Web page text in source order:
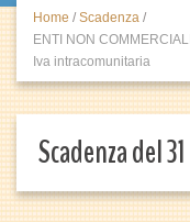
Home / Scadenza /
ENTI NON
Iva intracomunitaria
Scadenza del